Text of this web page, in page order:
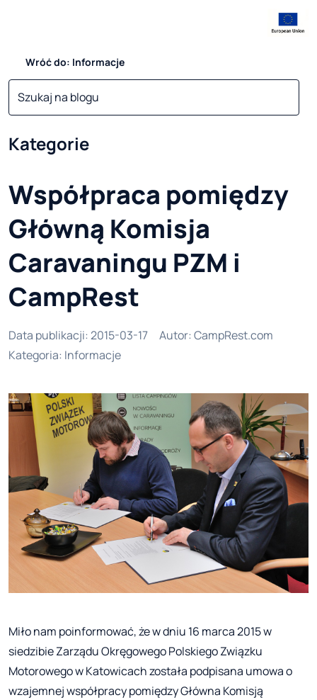
Wróć do: Informacje
Kategorie
Współpraca pomiędzy
Główną Komisja
Caravaningu PZM i
CampRest
Data publikacji: 2015-03-17 Autor: CampRest.com
Kategoria: Informacje
Miło nam poinformować, że w dniu 16 marca 2015 w
siedzibie Zarządu Okręgowego Polskiego Związku
Motorowego w Katowicach została podpisana umowa o
wzajemnej współpracy pomiędzy Główna Komisją